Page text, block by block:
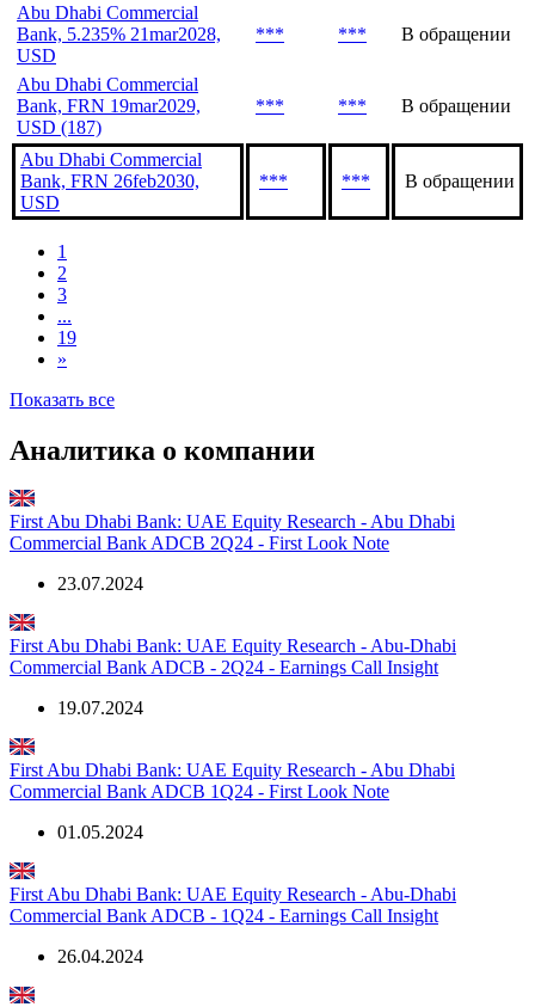
Abu Dhabi Commercial
Bank, 5.235% 21mar2028,
USD
*** *** В обращении
Abu Dhabi Commercial
Bank, FRN 19mar2029,
USD (187)
*** *** В обращении
Abu Dhabi Commercial
Bank, FRN 26feb2030,
USD
*** *** В обращении
1
2
3
...
19
»
Показать все
Аналитика о компании
First Abu Dhabi Bank: UAE Equity Research - Abu Dhabi
Commercial Bank ADCB 2Q24 - First Look Note
23.07.2024
First Abu Dhabi Bank: UAE Equity Research - Abu-Dhabi
Commercial Bank ADCB - 2Q24 - Earnings Call Insight
19.07.2024
First Abu Dhabi Bank: UAE Equity Research - Abu Dhabi
Commercial Bank ADCB 1Q24 - First Look Note
01.05.2024
First Abu Dhabi Bank: UAE Equity Research - Abu-Dhabi
Commercial Bank ADCB - 1Q24 - Earnings Call Insight
26.04.2024